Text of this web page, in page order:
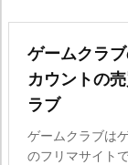
ゲームクラ
カウントの
ラブ
ゲームクラブは
のフリマサイト